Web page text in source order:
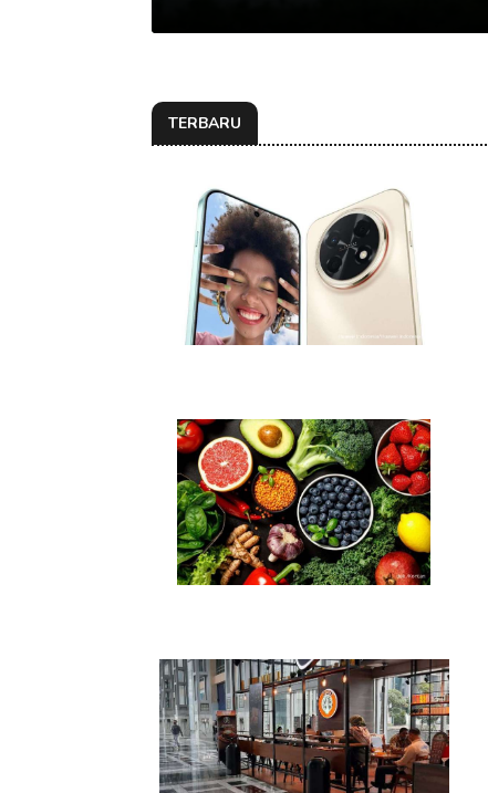
TERBARU